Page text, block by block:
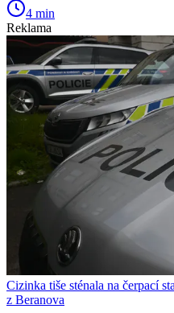
4 min
Reklama
Cizinka tiše sténala na čerpací
z Beranova